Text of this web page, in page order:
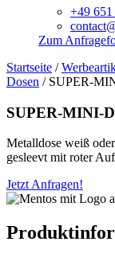
+49
Zum
Startseite /
Dosen / SUPER-
SUPER-MINI-
Metalldose weiß
gesleevt mit roter
Jetzt Anfragen!